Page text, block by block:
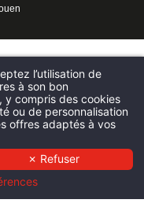
l’utilisation de
à son bon
y compris des cookies
ou de personnalisation
offres adaptés à vos
✗ Refuser